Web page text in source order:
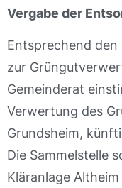
Vergabe der
Entsprechend den
zur
Gemeinderat
Verwertung des
Grundsheim,
Die Sammelstelle
Kläranlage